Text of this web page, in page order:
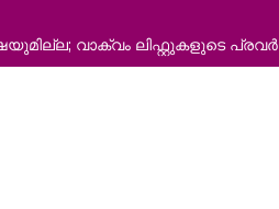
ഓഫ്